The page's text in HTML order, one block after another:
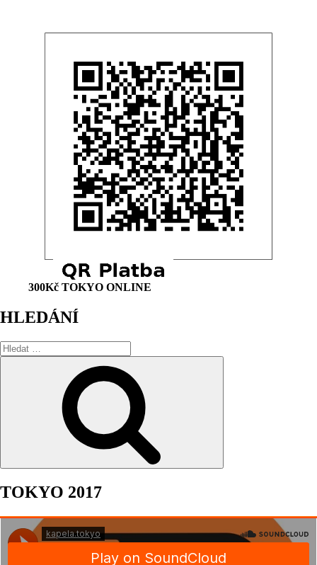
300Kč TOKYO ONLINE
HLEDÁNÍ
Hledat:
TOKYO 2017